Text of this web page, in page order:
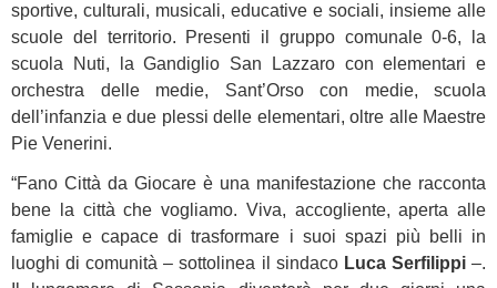
sportive, culturali, musicali, educative e sociali, insieme alle
scuole del territorio. Presenti il gruppo comunale 0-6, la
scuola Nuti, la Gandiglio San Lazzaro con elementari e
orchestra delle medie, Sant’Orso con medie, scuola
dell’infanzia e due plessi delle elementari, oltre alle Maestre
Pie Venerini.
“Fano Città da Giocare è una manifestazione che racconta
bene la città che vogliamo. Viva, accogliente, aperta alle
famiglie e capace di trasformare i suoi spazi più belli in
luoghi di comunità – sottolinea il sindaco Luca Serfilippi–.